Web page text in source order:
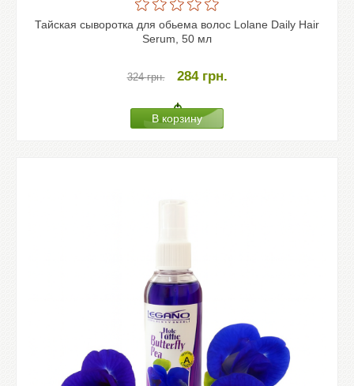
Тайская сыворотка для обьема волос Lolane Daily Hair
Serum, 50 мл
324грн. 284 грн.